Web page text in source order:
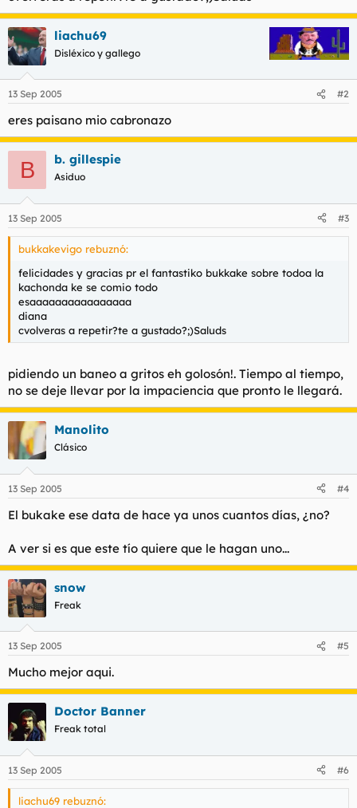
m
a
liachu69
Disléxico y gallego
13 Sep 2005 #2
eres paisano mio cabronazo
B b. gillespie
Asiduo
13 Sep 2005 #3
bukkakevigo rebuznó:
felicidades y gracias pr el fantastiko bukkake sobre todoa la
kachonda ke se comio todo
esaaaaaaaaaaaaaaaa
diana
cvolveras a repetir?te a gustado?;)Saluds
pidiendo un baneo a gritos eh golosón!. Tiempo al tiempo,
no se deje llevar por la impaciencia que pronto le llegará.
Manolito
Clásico
13 Sep 2005 #4
El bukake ese data de hace ya unos cuantos días, ¿no?
A ver si es que este tío quiere que le hagan uno...
snow
Freak
13 Sep 2005 #5
Mucho mejor aqui.
Doctor Banner
Freak total
13 Sep 2005 #6
liachu69 rebuznó: